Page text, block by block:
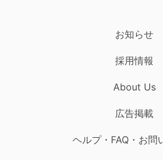
お知らせ
採用情報
About Us
広告掲載
ヘルプ・FAQ・お問